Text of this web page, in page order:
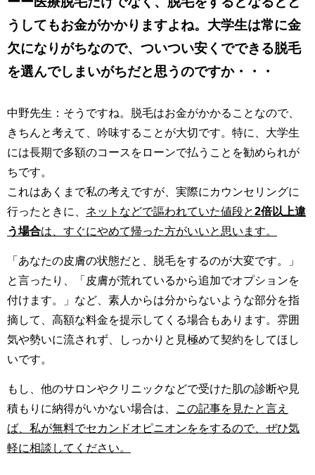
うしてもお金がかかりますよね。大学生は常に金
欠になりがちなので、ついつい安くでできる脱毛
を選んでしまいがちだと思うのですか・・・
中野先生：そうですね。脱毛はお金がかかることなので、
きちんと考えて、吟味することが大切です。特に、大学生
には長期で多額のコースをローンで払うことを勧められが
ちです。
これはあくまで私の考えですが、実際にカウンセリングに
行ったときに、 ネットなどで謳われていた値段と2倍以上違
う場合は、すぐにやめて帰った方がいいと思います。
「あなたの皮膚の状態だと、脱毛をするのが大変です。」
と言ったり、「皮膚が荒れているから追加でオプションを
付けます。」など、素人からは分からないような部分を指
摘して、高額な料金を提示してくる場合もあります。雰囲
気や勢いに流されず、しっかりと見極めて契約をしてほし
いです。
もし、他のサロンやクリニックなどで受けた肌の診断や見
積もりに納得がいかない場合は、
この記事を見たと言え
ば、私が無料でセカンドオピニオンををするので、ぜひ気
軽に相談してください。